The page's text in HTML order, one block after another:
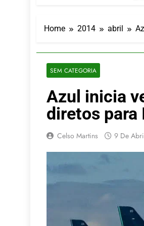
Home 2014 abril
SEM CATEGORIA
Azul inicia
diretos para
Celso Martins 9 De